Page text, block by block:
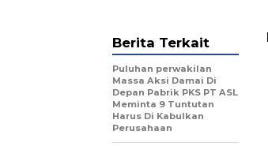
Berita Terkait
Puluhan perwakilan
Massa Aksi Damai Di
Depan Pabrik PKS PT ASL
Meminta 9 Tuntutan
Harus Di Kabulkan
Perusahaan